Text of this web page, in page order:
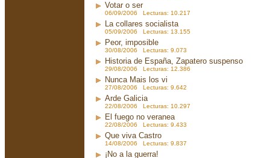
Votar o ser
06/09/2006 Lecturas: 10.217
La collares socialista
05/09/2006 Lecturas: 13.155
Peor, imposible
30/08/2006 Lecturas: 9.073
Historia de España, Zapatero suspenso
29/08/2006 Lecturas: 12.386
Nunca Mais los vi
27/08/2006 Lecturas: 9.642
Arde Galicia
22/08/2006 Lecturas: 10.297
El fuego no veranea
22/08/2006 Lecturas: 9.433
Que viva Castro
14/08/2006 Lecturas: 9.837
¡No a la guerra!